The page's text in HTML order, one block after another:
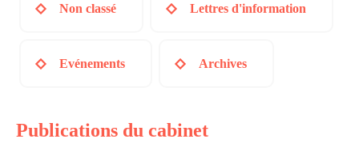
Non classé Lettres d'information
Evénements Archives
Publications du cabinet